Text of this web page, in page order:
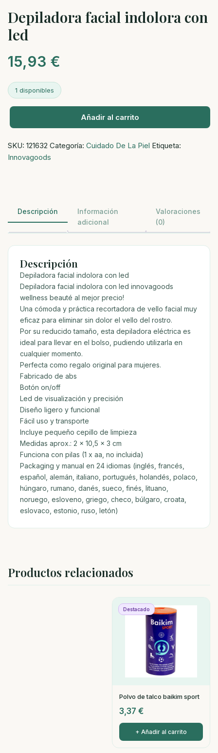
Depiladora facial indolora con
led
15,93 €
1 disponibles
indolora
con
Añadir al carrito
SKU: 121632 Categoría: Cuidado De La Piel Etiqueta:
Innovagoods
Descripción
Información
adicional
Valoraciones
(0)
Descripción
Depiladora facial indolora con led
Depiladora facial indolora con led innovagoods
wellness beauté al mejor precio!
Una cómoda y práctica recortadora de vello facial muy
eficaz para eliminar sin dolor el vello del rostro.
Por su reducido tamaño, esta depiladora eléctrica es
ideal para llevar en el bolso, pudiendo utilizarla en
cualquier momento.
Perfecta como regalo original para mujeres.
Fabricado de abs
Botón on/off
Led de visualización y precisión
Diseño ligero y funcional
Fácil uso y transporte
Incluye pequeño cepillo de limpieza
Medidas aprox.: 2 x 10,5 x 3 cm
Funciona con pilas (1 x aa, no incluida)
Packaging y manual en 24 idiomas (inglés, francés,
español, alemán, italiano, portugués, holandés, polaco,
húngaro, rumano, danés, sueco, finés, lituano,
noruego, esloveno, griego, checo, búlgaro, croata,
eslovaco, estonio, ruso, letón)
Productos relacionados
Destacado
Polvo de talco baikim sport
3,37 €
+ Añadir al carrito